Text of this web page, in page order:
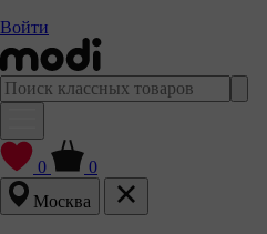
Войти
0
0
Москва